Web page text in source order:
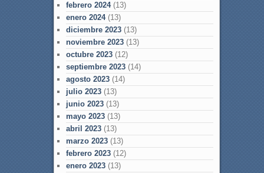
febrero 2024(13)
enero 2024(13)
diciembre 2023(13)
noviembre 2023(13)
octubre 2023(12)
septiembre 2023(14)
agosto 2023(14)
julio 2023(13)
junio 2023(13)
mayo 2023(13)
abril 2023(13)
marzo 2023(13)
febrero 2023(12)
enero 2023(13)